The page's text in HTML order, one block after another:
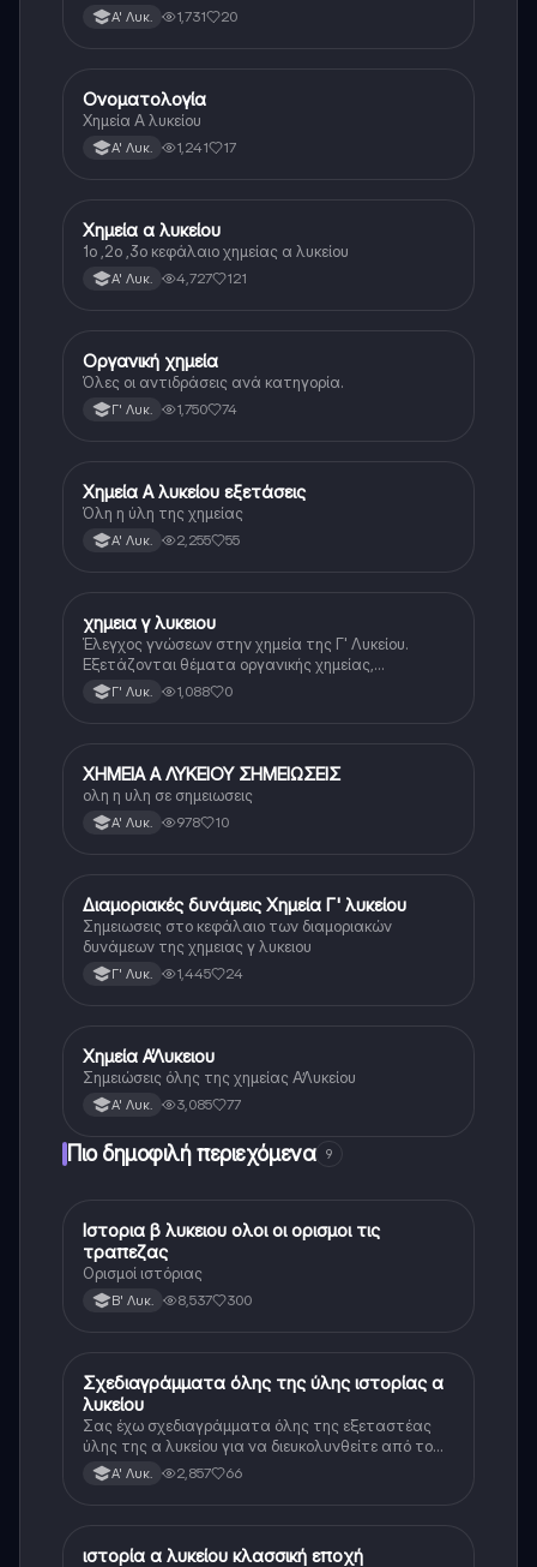
Α' Λυκ. 1,731 20
Χημεία
Ονοματολογία
Χημεία Α λυκείου
Α' Λυκ. 1,241 17
Χημεία
Χημεία α λυκείου
1ο ,2ο ,3ο κεφάλαιο χημείας α λυκείου
Α' Λυκ. 4,727 121
Χημεία
Οργανική χημεία
Όλες οι αντιδράσεις ανά κατηγορία.
Γ' Λυκ. 1,750 74
Χημεία
Χημεία Α λυκείου εξετάσεις
Όλη η ύλη της χημείας
Α' Λυκ. 2,255 55
Χημεία
χημεια γ λυκειου
Έλεγχος γνώσεων στην χημεία της Γ' Λυκείου.
Εξετάζονται θέματα οργανικής χημείας,
αντιδράσεων και ενώσεων.
Γ' Λυκ. 1,088 0
Χημεία
ΧΗΜΕΙΑ Α ΛΥΚΕΙΟΥ ΣΗΜΕΙΩΣΕΙΣ
ολη η υλη σε σημειωσεις
Α' Λυκ. 978 10
Χημεία
Διαμοριακές δυνάμεις Χημεία Γ' λυκείου
Σημειωσεις στο κεφάλαιο των διαμοριακών
δυνάμεων της χημειας γ λυκειου
Γ' Λυκ. 1,445 24
Χημεία
Χημεία Α’Λυκειου
Σημειώσεις όλης της χημείας Α’Λυκείου
Α' Λυκ. 3,085 77
Πιο δημοφιλή περιεχόμενα 9
Ιστορία
Ιστορια β λυκειου ολοι οι ορισμοι τις
τραπεζας
Ορισμοί ιστόριας
Β' Λυκ. 8,537 300
Ιστορία
Σχεδιαγράμματα όλης της ύλης ιστορίας α
λυκείου
Σας έχω σχεδιαγράμματα όλης της εξεταστέας
ύλης της α λυκείου για να διευκολυνθείτε από το
τεράστιο βάρος του βιβλίου
Α' Λυκ. 2,857 66
Ιστορία
ιστορία α λυκείου κλασσική εποχή